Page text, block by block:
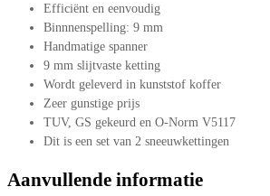
Efficiënt en eenvoudig
Binnnenspelling: 9 mm
Handmatige spanner
9 mm slijtvaste ketting
Wordt geleverd in kunststof koffer
Zeer gunstige prijs
TUV, GS gekeurd en O-Norm V5117
Dit is een set van 2 sneeuwkettingen
Aanvullende informatie